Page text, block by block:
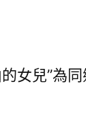
女兒”為